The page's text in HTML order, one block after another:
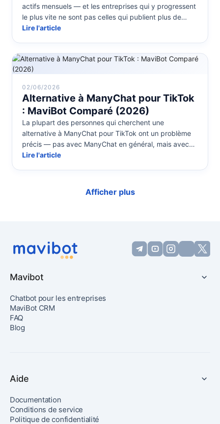
actifs mensuels — et les entreprises qui y progressent
le plus vite ne sont pas celles qui publient plus de
contenu. Ce sont ...
Lire l'article
02/06/2026
Alternative à ManyChat pour TikTok
: MaviBot Comparé (2026)
La plupart des personnes qui cherchent une
alternative à ManyChat pour TikTok ont un problème
précis — pas avec ManyChat en général, mais avec
quelque chose qu'il ne fait pas bi...
Lire l'article
Afficher plus
Mavibot
Chatbot pour les entreprises
MaviBot CRM
FAQ
Blog
Aide
Documentation
Conditions de service
Politique de confidentialité